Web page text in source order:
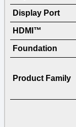
Display Port
HDMI™
Foundation
Product Family